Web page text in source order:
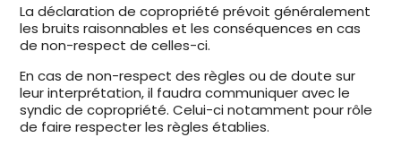
La déclaration de copropriété prévoit généralement
les bruits raisonnables et les conséquences en cas
de non-respect de celles-ci.
En cas de non-respect des règles ou de doute sur
leur interprétation, il faudra communiquer avec le
syndic de copropriété. Celui-ci notamment pour rôle
de faire respecter les règles établies.